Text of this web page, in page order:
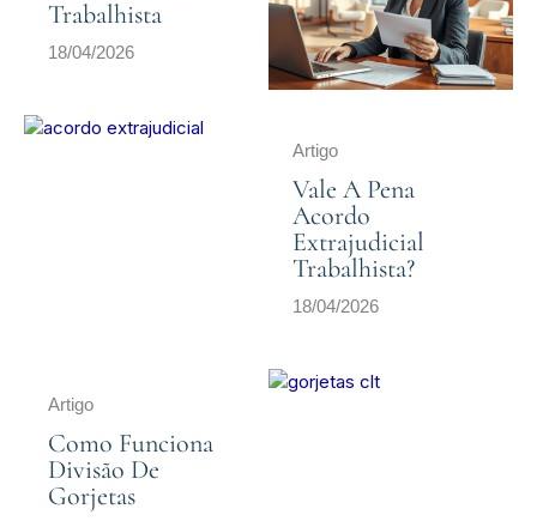
Trabalhista
18/04/2026
Artigo
Vale A Pena
Acordo
Extrajudicial
Trabalhista?
18/04/2026
Artigo
Como Funciona
Divisão De
Gorjetas